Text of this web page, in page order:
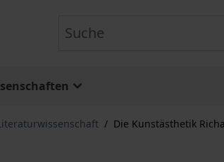
/ Die Kunstästhetik